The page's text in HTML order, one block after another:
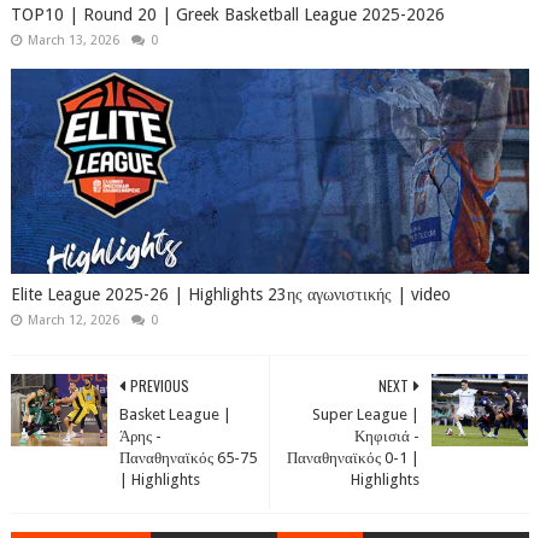
TOP10 | Round 20 | Greek Basketball League 2025-2026
March 13, 2026 0
Elite League 2025-26 | Highlights 23ης αγωνιστικής | video
March 12, 2026 0
NEXT
Super League |
Κηφισιά -
Παναθηναϊκός 0-1 |
Highlights
PREVIOUS
Basket League |
Άρης -
Παναθηναϊκός 65-75
| Highlights